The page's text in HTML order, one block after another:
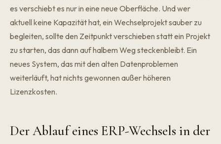
es verschiebt es nur in eine neue Oberfläche. Und wer
aktuell keine Kapazität hat, ein Wechselprojekt sauber zu
begleiten, sollte den Zeitpunkt verschieben statt ein Projekt
zu starten, das dann auf halbem Weg steckenbleibt. Ein
neues System, das mit den alten Datenproblemen
weiterläuft, hat nichts gewonnen außer höheren
Lizenzkosten.
Der Ablauf eines ERP-Wechsels in der